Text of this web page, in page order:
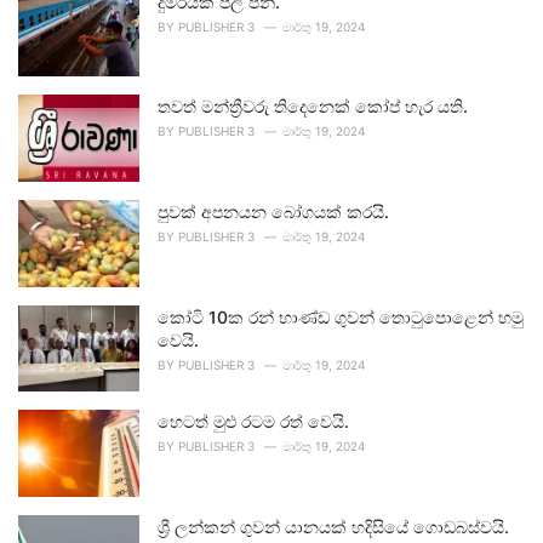
BY PUBLISHER 3 මාර්තු 19, 2024
තවත් මන්ත්‍රීවරු තිදෙනෙක් කෝප් හැර යති.
BY PUBLISHER 3 මාර්තු 19, 2024
පුවක් අපනයන බෝගයක් කරයි.
BY PUBLISHER 3 මාර්තු 19, 2024
කෝටි 10ක රන් භාණ්ඩ ගුවන් තොටුපොළෙන් හමු
වෙයි.
BY PUBLISHER 3 මාර්තු 19, 2024
හෙටත් මුළු රටම රත් වෙයි.
BY PUBLISHER 3 මාර්තු 19, 2024
ශ්‍රී ලන්කන් ගුවන් යානයක් හදිසියේ ගොඩබස්වයි.